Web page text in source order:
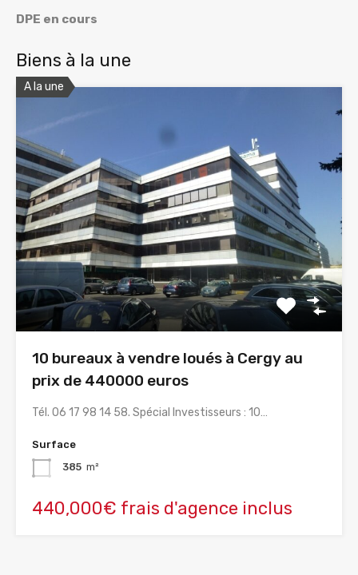
DPE en cours
Biens à la une
A la une
10 bureaux à vendre loués à Cergy au
prix de 440000 euros
Tél. 06 17 98 14 58. Spécial Investisseurs : 10…
Surface
385 m²
440,000€ frais d'agence inclus